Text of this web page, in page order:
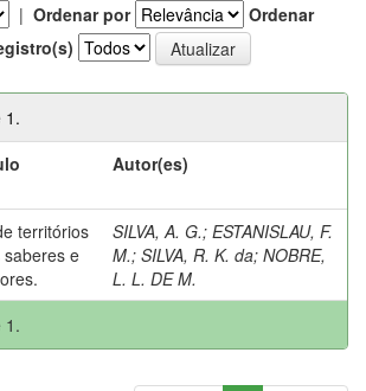
| Ordenar por
Ordenar
1.
Autor(es)
territórios
saberes e
SILVA, A. G.; ESTANISLAU, F.
M.; SILVA, R. K. da; NOBRE,
L. L. DE M.
1.